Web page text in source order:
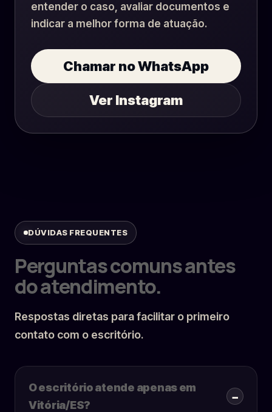
entender o caso, avaliar documentos e
indicar a melhor forma de atuação.
Chamar no WhatsApp
Ver Instagram
DÚVIDAS FREQUENTES
Perguntas comuns antes
do atendimento.
Respostas diretas para facilitar o primeiro
contato com o escritório.
O escritório atende apenas em
Vitória/ES?